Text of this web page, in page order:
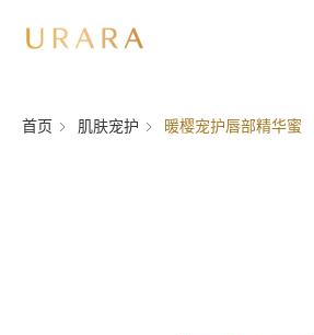
首页 肌肤宠护 暖樱宠护唇部精华蜜